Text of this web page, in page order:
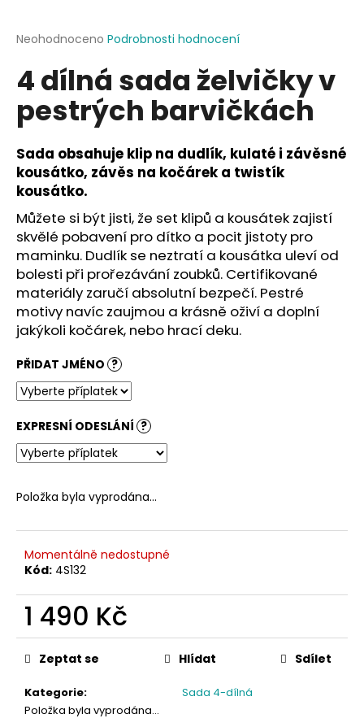
Průměrné
produktu
je
5
hvězdiček.
Neohodnoceno Podrobnosti hodnocení
4 dílná sada želvičky v
pestrých barvičkách
Sada obsahuje klip na dudlík, kulaté i závěsné
kousátko, závěs na kočárek a twistík
kousátko.
Můžete si být jisti, že set klipů a kousátek zajistí
skvělé pobavení pro dítko a pocit jistoty pro
maminku. Dudlík se neztratí a kousátka uleví od
bolesti při prořezávání zoubků. Certifikované
materiály zaručí absolutní bezpečí. Pestré
motivy navíc zaujmou a krásně oživí a doplní
jakýkoli kočárek, nebo hrací deku.
PŘIDAT JMÉNO ?
EXPRESNÍ ODESLÁNÍ ?
Položka byla vyprodána…
Momentálně nedostupné
Kód: 4S132
1 490 Kč
Měrná
cena:
Kategorie:
Sada 4-dílná
Položka byla vyprodána…
Zeptat se Hlídat Sdílet
j
t
?
D
o
p
o
r
č
u
j
e
m
e